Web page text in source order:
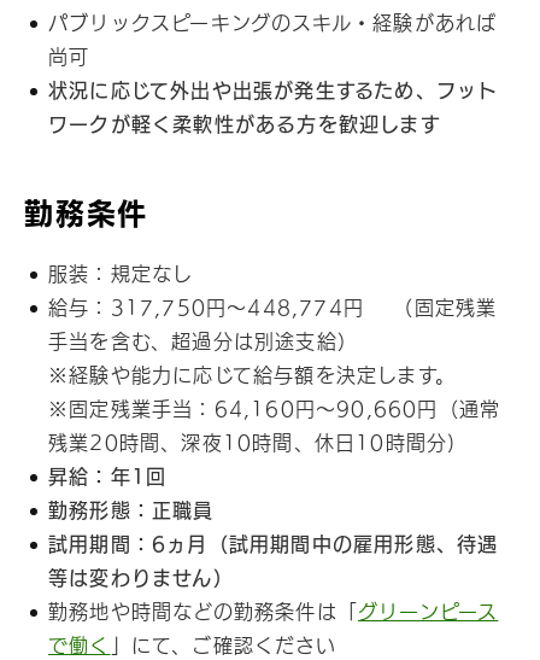
パブリックスピーキングのスキル・経験があれば
尚可
状況に応じて外出や出張が発生するため、フット
ワークが軽く柔軟性がある方を歓迎します
勤務条件
服装：規定なし
給与：317,750円～448,774円 （固定残業
手当を含む、超過分は別途支給）
※経験や能力に応じて給与額を決定します。
※固定残業手当：64,160円～90,660円（通常
残業20時間、深夜10時間、休日10時間分)
昇給：年1回
勤務形態：正職員
試用期間：6ヵ月（試用期間中の雇用形態、待遇
等は変わりません）
勤務地や時間などの勤務条件は「 グリーンピース
で働く
」にて、ご確認ください